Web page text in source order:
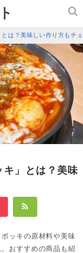
は？美味しい作り方もチ
」とは？美味
ッキの原材料や美味
おすすめの商品も紹